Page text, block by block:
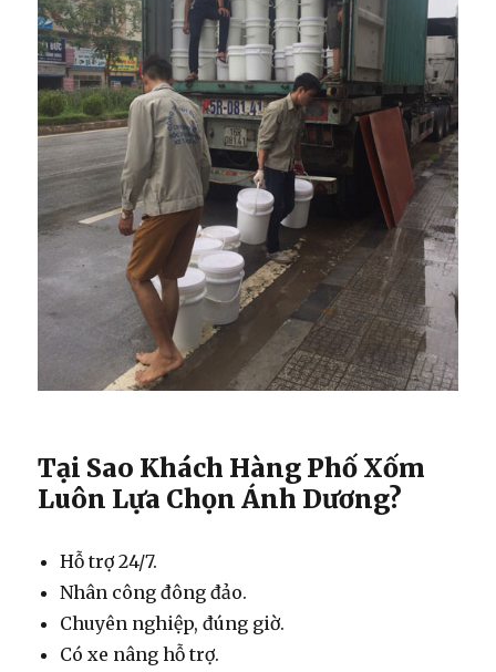
Tại Sao Khách Hàng Phố Xốm
Luôn Lựa Chọn Ánh Dương?
Hỗ trợ 24/7.
Nhân công đông đảo.
Chuyên nghiệp, đúng giờ.
Có xe nâng hỗ trợ.